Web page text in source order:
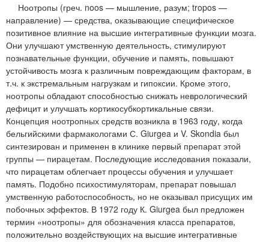
юНоотропы (греч. noos — мышление, разум; tropos —
направление) — средства, оказывающие специфическое
позитивное влияние на высшие интегративные функции мозга.
Они улучшают умственную деятельность, стимулируют
познавательные функции, обучение и память, повышают
устойчивость мозга к различным повреждающим факторам, в
т.ч. к экстремальным нагрузкам и гипоксии. Кроме этого,
ноотропы обладают способностью снижать неврологический
дефицит и улучшать кортикосубкортикальные связи.
Концепция ноотропных средств возникла в 1963 году, когда
бельгийскими фармакологами С. Giurgea и V. Skondia был
синтезирован и применен в клинике первый препарат этой
группы — пирацетам. Последующие исследования показали,
что пирацетам облегчает процессы обучения и улучшает
память. Подобно психостимуляторам, препарат повышал
умственную работоспособность, но не оказывал присущих им
побочных эффектов. В 1972 году К. Giurgea был предложен
термин «ноотропы» для обозначения класса препаратов,
положительно воздействующих на высшие интегративные